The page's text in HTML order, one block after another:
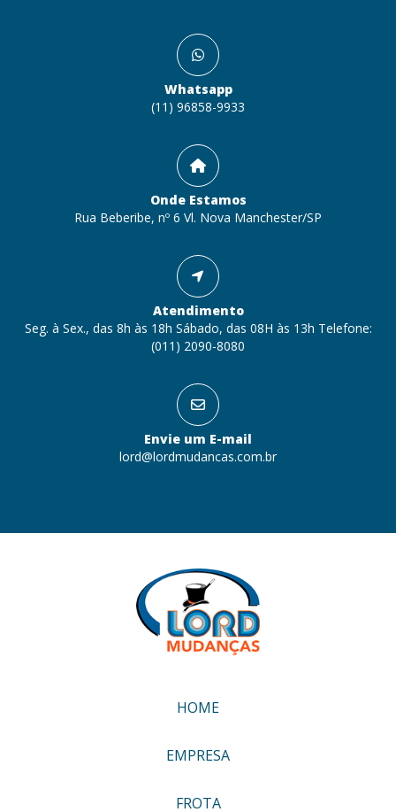
Whatsapp
(11) 96858-9933
Onde Estamos
Rua Beberibe, nº 6 Vl. Nova Manchester/SP
Atendimento
Seg. à Sex., das 8h às 18h Sábado, das 08H às 13h Telefone:
(011) 2090-8080
Envie um E-mail
lord@lordmudancas.com.br
HOME
EMPRESA
FROTA